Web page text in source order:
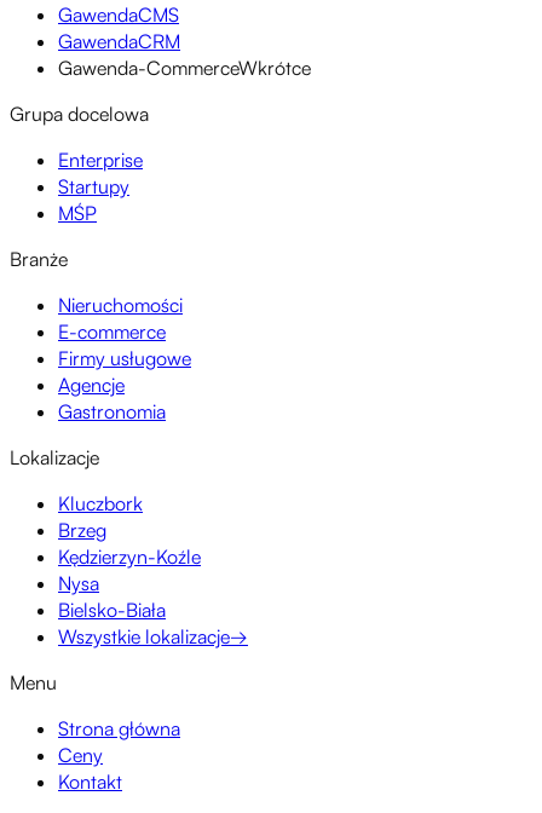
GawendaCMS
GawendaCRM
Gawenda-CommerceWkrótce
Grupa docelowa
Enterprise
Startupy
MŚP
Branże
Nieruchomości
E-commerce
Firmy usługowe
Agencje
Gastronomia
Lokalizacje
Kluczbork
Brzeg
Kędzierzyn-Koźle
Nysa
Bielsko-Biała
Wszystkie lokalizacje→
Menu
Strona główna
Ceny
Kontakt